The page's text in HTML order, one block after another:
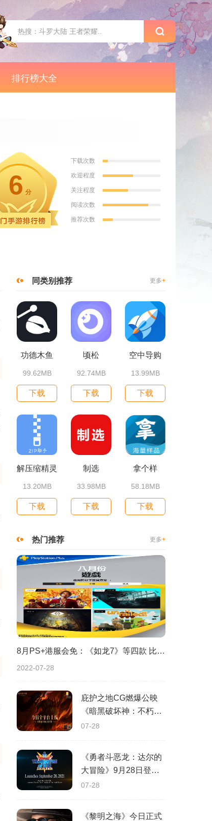
排行榜大全
6 分
下载次数
欢迎程度
关注程度
阅读次数
推荐次数
同类别推荐 更多+
功德木鱼
99.62MB
下载
顷松
92.74MB
下载
空中导购
13.99MB
下载
解压缩精灵
13.20MB
下载
制选
33.98MB
下载
拿个样
58.18MB
下载
热门推荐 更多+
8月PS+港服会免：《如龙7》等四款 比欧美服多一款
2022-07-28
庇护之地CG燃爆公映
《暗黑破坏神：不朽》
今日全平台上线
07-28
《勇者斗恶龙：达尔的
大冒险》9月28日登陆
苹果谷歌应用商店
07-28
《黎明之海》今日正式